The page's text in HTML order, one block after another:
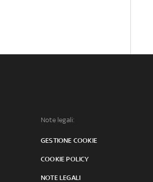
Note legali:
GESTIONE COOKIE
COOKIE POLICY
NOTE LEGALI